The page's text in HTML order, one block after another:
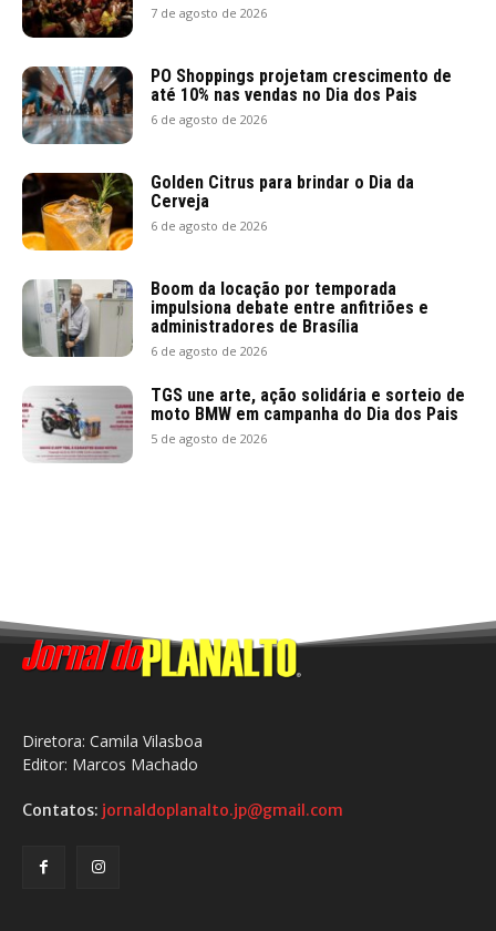
7 de agosto de 2026
PO Shoppings projetam crescimento de
até 10% nas vendas no Dia dos Pais
6 de agosto de 2026
Golden Citrus para brindar o Dia da
Cerveja
6 de agosto de 2026
Boom da locação por temporada
impulsiona debate entre anfitriões e
administradores de Brasília
6 de agosto de 2026
TGS une arte, ação solidária e sorteio de
moto BMW em campanha do Dia dos Pais
5 de agosto de 2026
Diretora: Camila Vilasboa
Editor: Marcos Machado
Contatos: jornaldoplanalto.jp@gmail.com